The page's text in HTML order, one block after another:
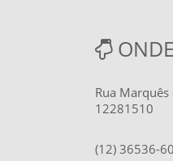
Rua Marquês
12281510
(12) 36536-